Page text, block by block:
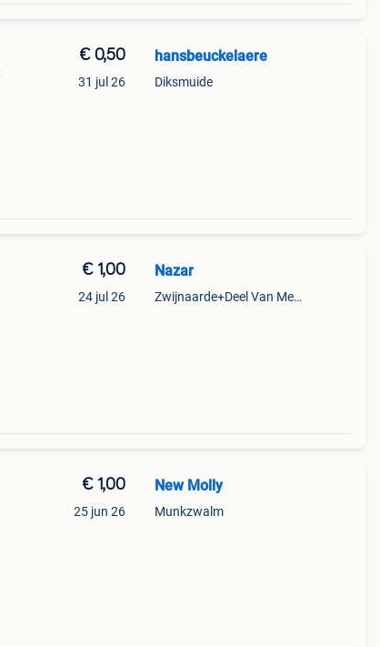
€ 0,50
31 jul 26
hansbeuckelaere
Diksmuide
€ 1,00
24 jul 26
Nazar
Zwijnaarde+Deel Van Merelbeke
€ 1,00
25 jun 26
New Molly
Munkzwalm